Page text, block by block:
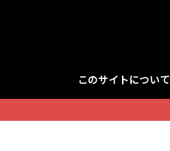
このサイトについて